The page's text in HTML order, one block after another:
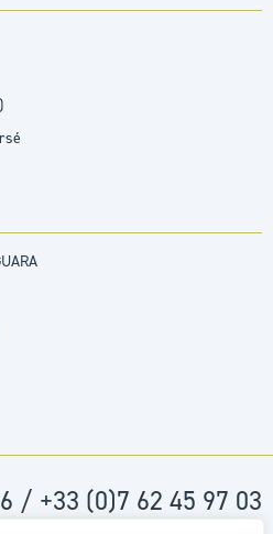
/ +33 (0)7 62 45 97 03